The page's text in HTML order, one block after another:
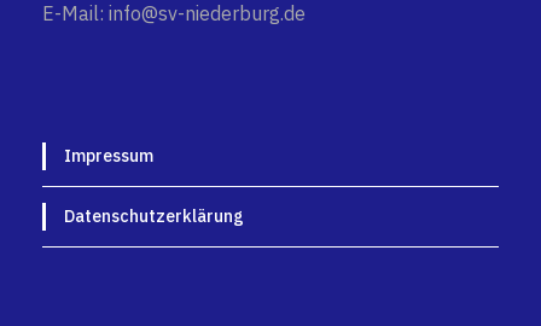
E-Mail: info@sv-niederburg.de
Impressum
Datenschutzerklärung